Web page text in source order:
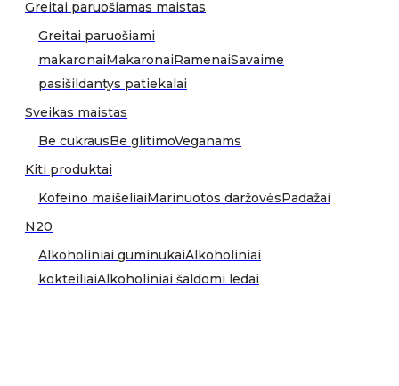
Greitai paruošiamas maistas
Greitai paruošiami
makaronaiMakaronaiRamenaiSavaime
pasišildantys patiekalai
Sveikas maistas
Be cukrausBe glitimoVeganams
Kiti produktai
Kofeino maišeliaiMarinuotos daržovėsPadažai
N20
Alkoholiniai guminukaiAlkoholiniai
kokteiliaiAlkoholiniai šaldomi ledai